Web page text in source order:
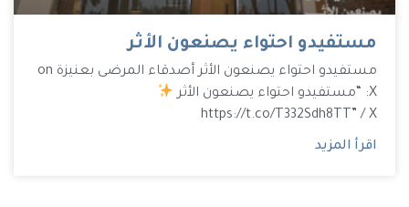
مستفيدو احتواء يصنعون الأثر
مستفيدو احتواء يصنعون الأثر أصدقاء المرضى بعنيزة on
X: “مستفيدو احتواء يصنعون الأثر
https://t.co/T332Sdh8TT” / X
اقرأ المزيد